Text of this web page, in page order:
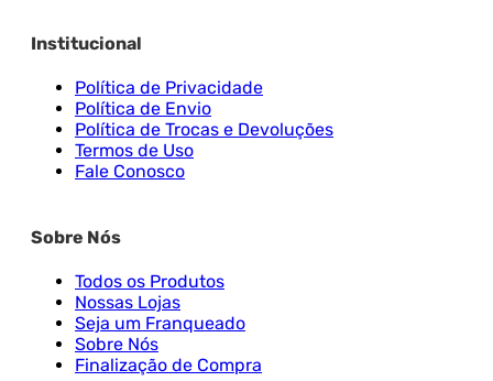
Institucional
Política de Privacidade
Política de Envio
Política de Trocas e Devoluções
Termos de Uso
Fale Conosco
Sobre Nós
Todos os Produtos
Nossas Lojas
Seja um Franqueado
Sobre Nós
Finalização de Compra